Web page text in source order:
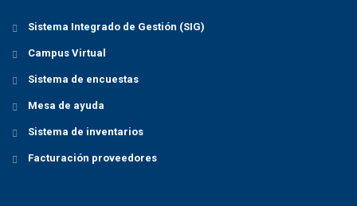
Sistema Integrado de Gestión (SIG)
Campus Virtual
Sistema de encuestas
Mesa de ayuda
Sistema de inventarios
Facturación proveedores